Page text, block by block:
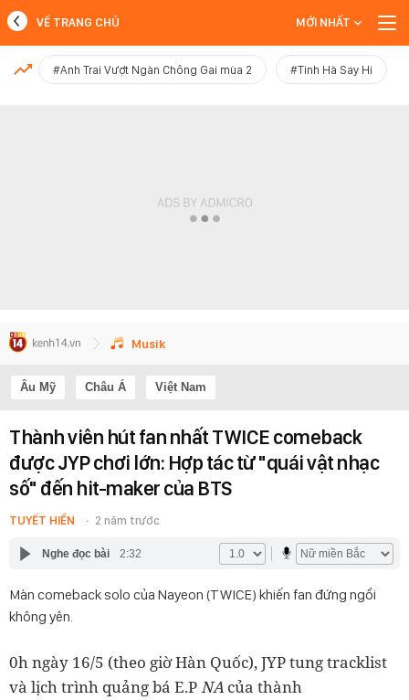
MỚI NHẤT
VỀ TRANG CHỦ MỚI NHẤT
#Anh Trai Vượt Ngàn Chông Gai mùa 2 #Tinh Hà Say Hi
Musik
Âu Mỹ Châu Á Việt Nam
Thành viên hút fan nhất TWICE comeback
được JYP chơi lớn: Hợp tác từ "quái vật nhạc
số" đến hit-maker của BTS
TUYẾT HIỀN 2 năm trước
Nghe đọc bài 2:32
Màn comeback solo của Nayeon (TWICE) khiến fan đứng ngồi
không yên.
0h ngày 16/5 (theo giờ Hàn Quốc), JYP tung tracklist
và lịch trình quảng bá E.PNA của thành